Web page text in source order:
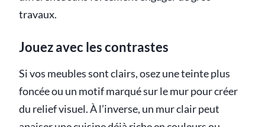
travaux.
Jouez avec les contrastes
Si vos meubles sont clairs, osez une teinte plus
foncée ou un motif marqué sur le mur pour créer
du relief visuel. À l’inverse, un mur clair peut